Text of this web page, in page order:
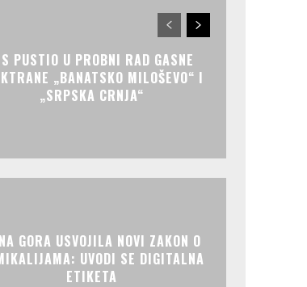
PUSTIO U PROBNI RAD GASNE
„BANATSKO MILOŠEVO“ I
„SRPSKA CRNJA“
GORA USVOJILA NOVI ZAKON O
UVODI SE DIGITALNA
ETIKETA